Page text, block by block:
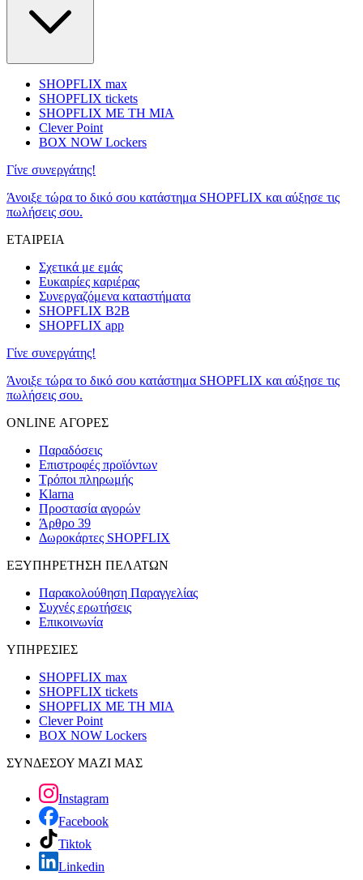
SHOPFLIX max
SHOPFLIX tickets
SHOPFLIX ΜΕ ΤΗ ΜΙΑ
Clever Point
BOX NOW Lockers
Γίνε συνεργάτης!
Άνοιξε τώρα το δικό σου κατάστημα SHOPFLIX και αύξησε τις
πωλήσεις σου.
ΕΤΑΙΡΕΙΑ
Σχετικά με εμάς
Ευκαιρίες καριέρας
Συνεργαζόμενα καταστήματα
SHOPFLIX B2B
SHOPFLIX app
Γίνε συνεργάτης!
Άνοιξε τώρα το δικό σου κατάστημα SHOPFLIX και αύξησε τις
πωλήσεις σου.
ONLINE ΑΓΟΡΕΣ
Παραδόσεις
Επιστροφές προϊόντων
Τρόποι πληρωμής
Klarna
Προστασία αγορών
Άρθρο 39
Δωροκάρτες SHOPFLIX
ΕΞΥΠΗΡΕΤΗΣΗ ΠΕΛΑΤΩΝ
Παρακολούθηση Παραγγελίας
Συχνές ερωτήσεις
Επικοινωνία
ΥΠΗΡΕΣΙΕΣ
SHOPFLIX max
SHOPFLIX tickets
SHOPFLIX ΜΕ ΤΗ ΜΙΑ
Clever Point
BOX NOW Lockers
ΣΥΝΔΕΣΟΥ ΜΑΖΙ ΜΑΣ
Instagram
Facebook
Tiktok
Linkedin